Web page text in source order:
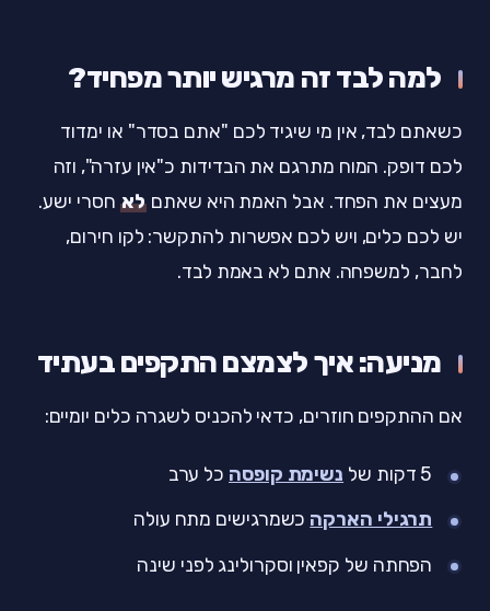
למה לבד זה מרגיש יותר מפחיד?
כשאתם לבד, אין מי שיגיד לכם "אתם בסדר" או ימדוד
לכם דופק. המוח מתרגם את הבדידות כ"אין עזרה", וזה
מעצים את הפחד. אבל האמת היא שאתם לא חסרי ישע.
יש לכם כלים, ויש לכם אפשרות להתקשר: לקו חירום,
לחבר, למשפחה. אתם לא באמת לבד.
מניעה: איך לצמצם התקפים בעתיד
אם ההתקפים חוזרים, כדאי להכניס לשגרה כלים יומיים:
5 דקות של נשימת קופסה כל ערב
תרגילי הארקה כשמרגישים מתח עולה
הפחתה של קפאין וסקרולינג לפני שינה